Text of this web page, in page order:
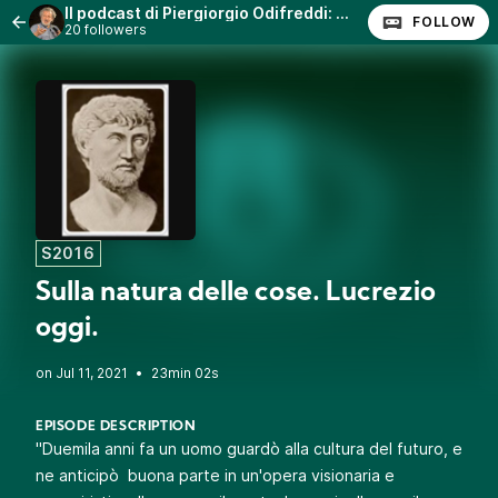
Il podcast di Piergiorgio Odifreddi: Lezioni e Conferenze.
20 followers FOLLOW
S2016
Sulla natura delle cose. Lucrezio
oggi.
• 23min 02s
EPISODE DESCRIPTION
"Duemila anni fa un uomo guardò alla cultura del futuro, e
ne anticipò buona parte in un'opera visionaria e